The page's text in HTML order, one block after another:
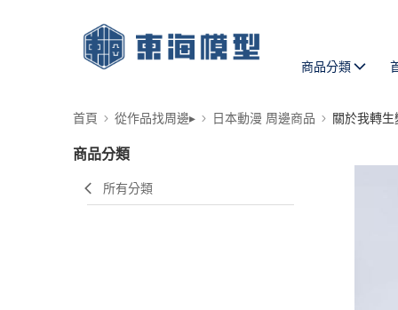
商品分類
首頁 從作品找周邊▸ 日本動漫 周邊商品 關於我轉
商品分類
所有分類